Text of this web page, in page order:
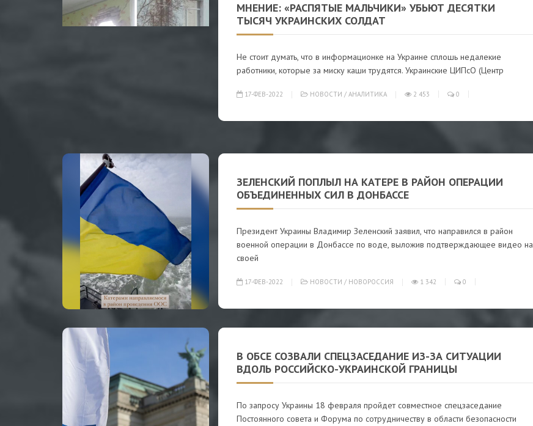
МНЕНИЕ: «РАСПЯТЫЕ МАЛЬЧИКИ» УБЬЮТ ДЕСЯТКИ
ТЫСЯЧ УКРАИНСКИХ СОЛДАТ
Не стоит думать, что в информационке на Украине сплошь недалекие
работники, которые за миску каши трудятся. Украинские ЦИПсО (Центр
17-ФЕВ-2022 НОВОСТИ / АНАЛИТИКА 2 453 0
ЗЕЛЕНСКИЙ ПОПЛЫЛ НА КАТЕРЕ В РАЙОН ОПЕРАЦИИ
ОБЪЕДИНЕННЫХ СИЛ В ДОНБАССЕ
Президент Украины Владимир Зеленский заявил, что направился в район
военной операции в Донбассе по воде, выложив подтверждающее видео на
своей
17-ФЕВ-2022 НОВОСТИ / НОВОРОССИЯ 1 342 0
В ОБСЕ СОЗВАЛИ СПЕЦЗАСЕДАНИЕ ИЗ-ЗА СИТУАЦИИ
ВДОЛЬ РОССИЙСКО-УКРАИНСКОЙ ГРАНИЦЫ
По запросу Украины 18 февраля пройдет совместное спецзаседание
Постоянного совета и Форума по сотрудничеству в области безопасности